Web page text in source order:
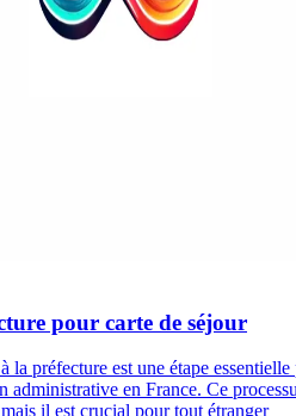
pour carte de séjour
la préfecture est une étape essentielle
administrative en France. Ce
il est crucial pour tout étranger